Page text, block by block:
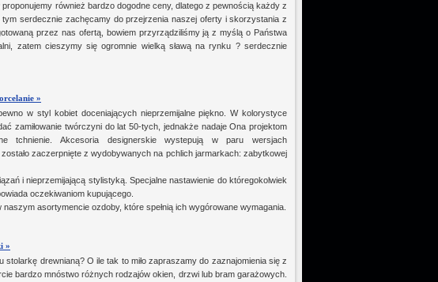
również bardzo dogodne ceny, dlatego z pewnością każdy z
serdecznie zachęcamy do przejrzenia naszej oferty i skorzystania z
przez nas ofertą, bowiem przyrządziliśmy ją z myślą o Państwa
zatem cieszymy się ogromnie wielką sławą na rynku ? serdecznie
»
w styl kobiet doceniających nieprzemijalne piękno. W kolorystyce
zamiłowanie twórczyni do lat 50-tych, jednakże nadaje Ona projektom
tchnienie. Akcesoria designerskie wystepują w paru wersjach
zaczerpnięte z wydobywanych na pchlich jarmarkach: zabytkowej
i nieprzemijającą stylistyką. Specjalne nastawienie do któregokolwiek
oczekiwaniom kupującego.
asortymencie ozdoby, które spełnią ich wygórowane wymagania.
»
stolarkę drewnianą? O ile tak to miło zapraszamy do zaznajomienia się z
bardzo mnóstwo różnych rodzajów okien, drzwi lub bram garażowych.